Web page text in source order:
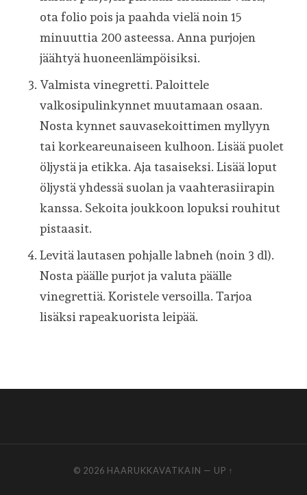
ota folio pois ja paahda vielä noin 15
minuuttia 200 asteessa. Anna purjojen
jäähtyä huoneenlämpöisiksi.
Valmista vinegretti. Paloittele
valkosipulinkynnet muutamaan osaan.
Nosta kynnet sauvasekoittimen myllyyn
tai korkeareunaiseen kulhoon. Lisää puolet
öljystä ja etikka. Aja tasaiseksi. Lisää loput
öljystä yhdessä suolan ja vaahterasiirapin
kanssa. Sekoita joukkoon lopuksi rouhitut
pistaasit.
Levitä lautasen pohjalle labneh (noin 3 dl).
Nosta päälle purjot ja valuta päälle
vinegrettiä. Koristele versoilla. Tarjoa
lisäksi rapeakuorista leipää.
© 2026 HAARUKKAVATKAIN — UP ↑